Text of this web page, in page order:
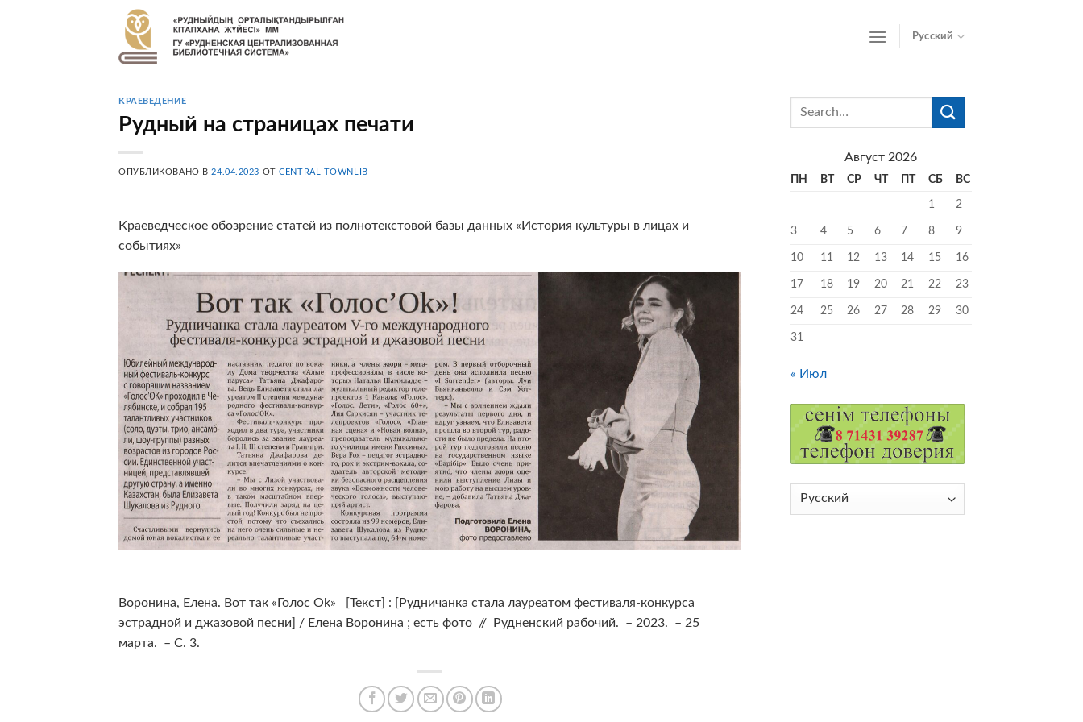
Русский
КРАЕВЕДЕНИЕ
Рудный на страницах печати
ОПУБЛИКОВАНО В24.04.2023 ОТCENTRAL TOWNLIB
Краеведческое обозрение статей из полнотекстовой базы данных «История культуры в лицах и
событиях»
Воронина, Елена. Вот так «Голос Оk» [Текст] : [Рудничанка стала лауреатом фестиваля-конкурса
эстрадной и джазовой песни] / Елена Воронина ; есть фото // Рудненский рабочий. – 2023. – 25
марта. – С. 3.
Август 2026
ПН ВТ СР ЧТ ПТ СБ ВС
1 2
3 4 5 6 7 8 9
10 11 12 13 14 15 16
17 18 19 20 21 22 23
24 25 26 27 28 29 30
31
« Июл
Выбрать